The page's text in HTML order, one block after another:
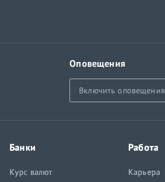
Оповещения
Включить оповещения
Банки
Курс валют
Работа
Карьера